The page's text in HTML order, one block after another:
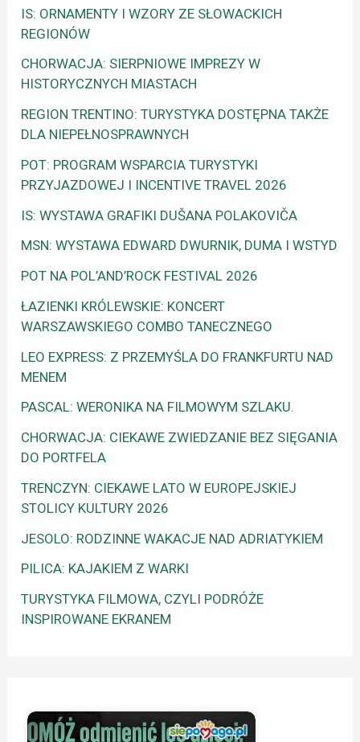
IS: ORNAMENTY I WZORY ZE SŁOWACKICH
REGIONÓW
CHORWACJA: SIERPNIOWE IMPREZY W
HISTORYCZNYCH MIASTACH
REGION TRENTINO: TURYSTYKA DOSTĘPNA TAKŻE
DLA NIEPEŁNOSPRAWNYCH
POT: PROGRAM WSPARCIA TURYSTYKI
PRZYJAZDOWEJ I INCENTIVE TRAVEL 2026
IS: WYSTAWA GRAFIKI DUŠANA POLAKOVIČA
MSN: WYSTAWA EDWARD DWURNIK, DUMA I WSTYD
POT NA POL’AND’ROCK FESTIVAL 2026
ŁAZIENKI KRÓLEWSKIE: KONCERT
WARSZAWSKIEGO COMBO TANECZNEGO
LEO EXPRESS: Z PRZEMYŚLA DO FRANKFURTU NAD
MENEM
PASCAL: WERONIKA NA FILMOWYM SZLAKU.
CHORWACJA: CIEKAWE ZWIEDZANIE BEZ SIĘGANIA
DO PORTFELA
TRENCZYN: CIEKAWE LATO W EUROPEJSKIEJ
STOLICY KULTURY 2026
JESOLO: RODZINNE WAKACJE NAD ADRIATYKIEM
PILICA: KAJAKIEM Z WARKI
TURYSTYKA FILMOWA, CZYLI PODRÓŻE
INSPIROWANE EKRANEM